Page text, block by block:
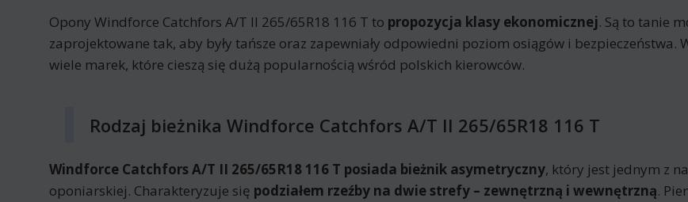
Opony Windforce Catchfors A/T II 265/65R18 116 T to propozycja klasy ekonomicznej. Są to tanie
zaprojektowane tak, aby były tańsze oraz zapewniały odpowiedni poziom osiągów i
wiele marek, które cieszą się dużą popularnością wśród polskich kierowców.
Rodzaj bieżnika Windforce Catchfors A/T II 265/65R18 116 T
Windforce Catchfors A/T II 265/65R18 116 T posiada bieżnik asymetryczny, który jest jednym z
oponiarskiej. Charakteryzuje się podziałem rzeźby na dwie strefy – zewnętrzną i wewnętrzną.